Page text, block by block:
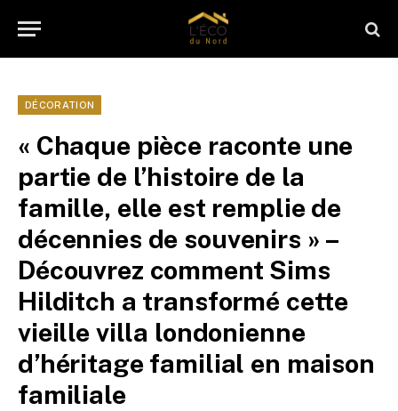
DÉCORATION
« Chaque pièce raconte une
partie de l’histoire de la
famille, elle est remplie de
décennies de souvenirs » –
Découvrez comment Sims
Hilditch a transformé cette
vieille villa londonienne
d’héritage familial en maison
familiale